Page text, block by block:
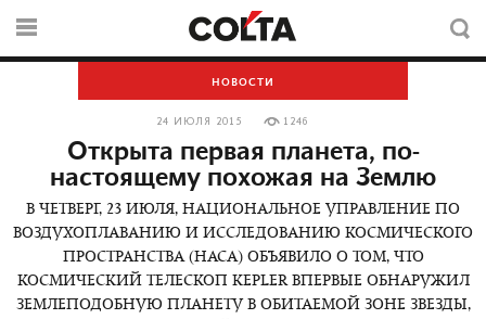
НОВОСТИ
24 ИЮЛЯ 2015 1246
Открыта первая планета, по-
настоящему похожая на Землю
В ЧЕТВЕРГ, 23 ИЮЛЯ, НАЦИОНАЛЬНОЕ УПРАВЛЕНИЕ ПО
ВОЗДУХОПЛАВАНИЮ И ИССЛЕДОВАНИЮ КОСМИЧЕСКОГО
ПРОСТРАНСТВА (НАСА) ОБЪЯВИЛО О ТОМ, ЧТО
КОСМИЧЕСКИЙ ТЕЛЕСКОП KEPLER ВПЕРВЫЕ ОБНАРУЖИЛ
ЗЕМЛЕПОДОБНУЮ ПЛАНЕТУ В ОБИТАЕМОЙ ЗОНЕ ЗВЕЗДЫ,